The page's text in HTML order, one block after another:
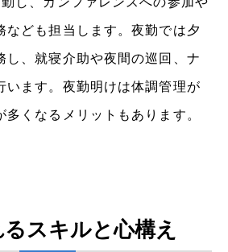
なども担当します。夜勤では夕
し、就寝介助や夜間の巡回、ナ
います。夜勤明けは体調管理が
くなるメリットもあります。
スキルと心構え